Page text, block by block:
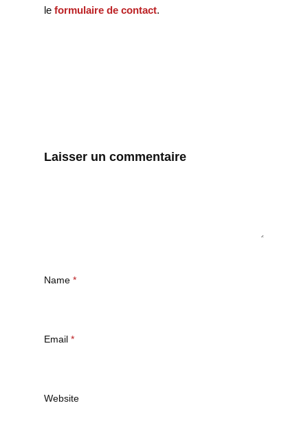
leformulaire de contact.
Laisser un commentaire
Name *
Email *
Website